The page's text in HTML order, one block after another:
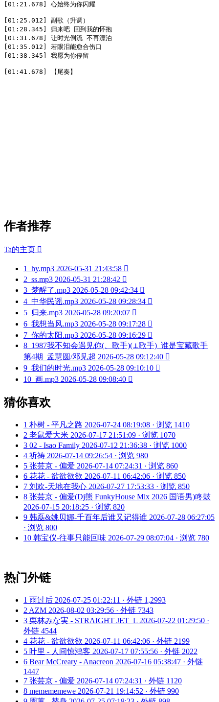
[01:21.678] 心始终为你闪耀
[01:25.012] 副歌（升调）
[01:28.345] 归来吧 回到我的怀抱
[01:31.678] 让时光倒流 不再漂泊
[01:35.012] 若眼泪能愈合伤口
[01:38.345] 我愿为你停留
[01:41.678] 【尾奏】
作者推荐
Ta的主页 
1 hy.mp3 2026-05-31 21:43:58 
2 ss.mp3 2026-05-31 21:28:42 
3 梦醒了.mp3 2026-05-28 09:42:34 
4 中华民谣.mp3 2026-05-28 09:28:34 
5 归来.mp3 2026-05-28 09:20:07 
6 我想当风.mp3 2026-05-28 09:17:28 
7 你的太阳.mp3 2026-05-28 09:16:29 
8 1987我不知会遇见你(、歌手)(⊥歌手)_谁是宝藏歌手
第4期_孟慧圆/邓见超 2026-05-28 09:12:40 
9 我们的时光.mp3 2026-05-28 09:10:10 
10 画.mp3 2026-05-28 09:08:40 
猜你喜欢
1 朴树 - 平凡之路 2026-07-24 08:19:08 · 浏览 1410
2 老鼠爱大米 2026-07-17 21:51:09 · 浏览 1070
3 02 - Isao Family 2026-07-12 21:36:38 · 浏览 1000
4 祈祷 2026-07-14 09:26:54 · 浏览 980
5 张芸京 - 偏爱 2026-07-14 07:24:31 · 浏览 860
6 花花 - 欲欲欲欲 2026-07-11 06:42:06 · 浏览 850
7 刘欢-天地在我心 2026-07-27 17:53:33 · 浏览 850
8 张芸京 - 偏爱(Dj熊 FunkyHouse Mix 2026 国语男)咚鼓
2026-07-15 20:18:25 · 浏览 820
9 韩磊&姚贝娜-千百年后谁又记得谁 2026-07-28 06:27:05
· 浏览 800
10 韩宝仪-往事只能回味 2026-07-29 08:07:04 · 浏览 780
热门外链
1 雨过后 2026-07-25 01:22:11 · 外链 1,2993
2 AZM 2026-08-02 03:29:56 · 外链 7343
3 栗林みな実 - STRAIGHT JET_L 2026-07-22 01:29:50 ·
外链 4544
4 花花 - 欲欲欲欲 2026-07-11 06:42:06 · 外链 2199
5 叶里 - 人间惊鸿客 2026-07-17 07:55:56 · 外链 2022
6 Bear McCreary - Anacreon 2026-07-16 05:38:47 · 外链
1447
7 张芸京 - 偏爱 2026-07-14 07:24:31 · 外链 1120
8 memememewe 2026-07-21 19:14:52 · 外链 990